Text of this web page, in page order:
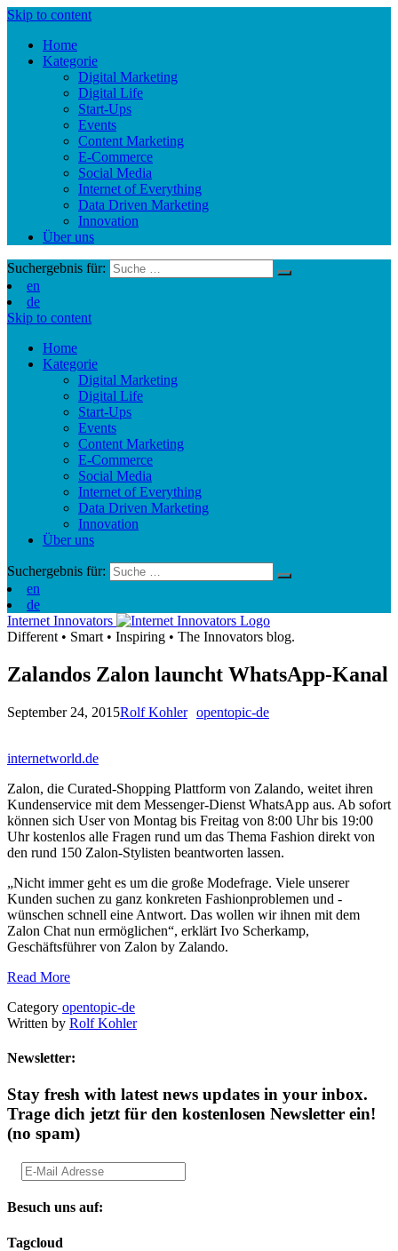
Skip to content
Home
Kategorie
Digital Marketing
Digital Life
Start-Ups
Events
Content Marketing
E-Commerce
Social Media
Internet of Everything
Data Driven Marketing
Innovation
Über uns
Suchergebnis für:
en
de
Skip to content
Home
Kategorie
Digital Marketing
Digital Life
Start-Ups
Events
Content Marketing
E-Commerce
Social Media
Internet of Everything
Data Driven Marketing
Innovation
Über uns
Suchergebnis für:
en
de
Internet Innovators
Different • Smart • Inspiring • The Innovators blog.
Zalandos Zalon launcht WhatsApp-Kanal
September 24, 2015Rolf Kohler opentopic-de
internetworld.de
Zalon, die Curated-Shopping Plattform von Zalando, weitet ihren
Kundenservice mit dem Messenger-Dienst WhatsApp aus. Ab sofort
können sich User von Montag bis Freitag von 8:00 Uhr bis 19:00
Uhr kostenlos alle Fragen rund um das Thema Fashion direkt von
den rund 150 Zalon-Stylisten beantworten lassen.
„Nicht immer geht es um die große Modefrage. Viele unserer
Kunden suchen zu ganz konkreten Fashionproblemen und -
wünschen schnell eine Antwort. Das wollen wir ihnen mit dem
Zalon Chat nun ermöglichen“, erklärt Ivo Scherkamp,
Geschäftsführer von Zalon by Zalando.
Read More
Category opentopic-de
Written by Rolf Kohler
Newsletter:
Stay fresh with latest news updates in your inbox.
Trage dich jetzt für den kostenlosen Newsletter ein!
(no spam)
Besuch uns auf:
Tagcloud